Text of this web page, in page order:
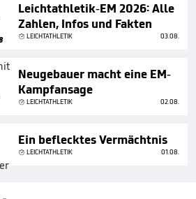
Leichtathletik-EM 2026: Alle
Zahlen, Infos und Fakten
LEICHTATHLETIK 03.08.
Neugebauer macht eine EM-
Kampfansage
LEICHTATHLETIK 02.08.
Ein beflecktes Vermächtnis
LEICHTATHLETIK 01.08.